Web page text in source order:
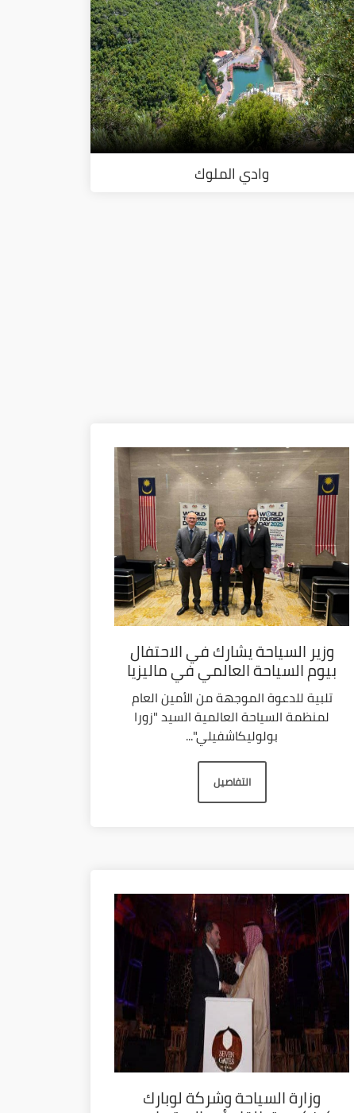
وادي الملوك
وزير السياحة يشارك في الاحتفال
بيوم السياحة العالمي في ماليزيا
تلبية للدعوة الموجهة من الأمين العام
لمنظمة السياحة العالمية السيد "زورا
بولوليكاشفيلي"...
التفاصيل
وزارة السياحة وشركة لوبارك